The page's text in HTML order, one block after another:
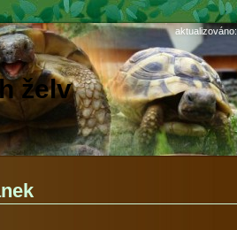
želv